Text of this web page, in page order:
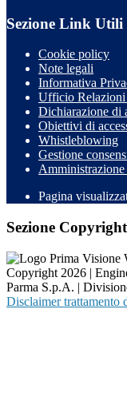
Sezione Link Utili
Cookie policy
Note legali
Informativa
Ufficio
Dichiarazione di
Obiettivi di
Whistleblowing
Gestione
Amministrazione
Pagina
Sezione Copyright
Copyright 2026 |
Parma S.p.A. |
Disclaimer trattamento